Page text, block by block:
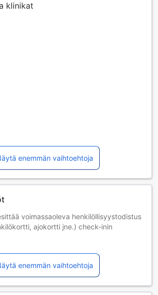
klinikat
enemmän vaihtoehtoja
voimassaoleva henkilöllisyystodistus
ajokortti jne.) check-inin
yhteydessä esitettävä
viisumin tai viimeisimmän
kanssa, Arabiemiraattien
enemmän vaihtoehtoja